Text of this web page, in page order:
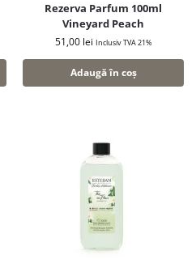
Rezerva Parfum 100ml
Vineyard Peach
51,00 lei Inclusiv TVA 21%
Adaugă în coș